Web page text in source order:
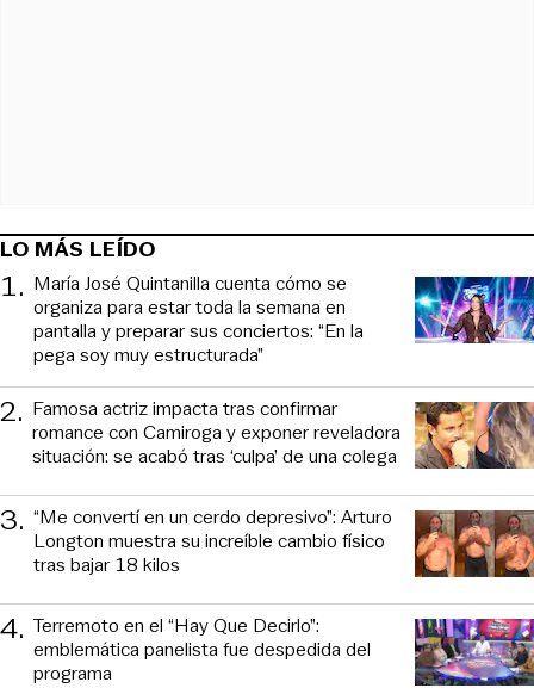
LO MÁS LEÍDO
1. María José Quintanilla cuenta cómo se
organiza para estar toda la semana en
pantalla y preparar sus conciertos: “En la
pega soy muy estructurada”
2. Famosa actriz impacta tras confirmar
romance con Camiroga y exponer reveladora
situación: se acabó tras ‘culpa’ de una colega
3. “Me convertí en un cerdo depresivo”: Arturo
Longton muestra su increíble cambio físico
tras bajar 18 kilos
4. Terremoto en el “Hay Que Decirlo”:
emblemática panelista fue despedida del
programa